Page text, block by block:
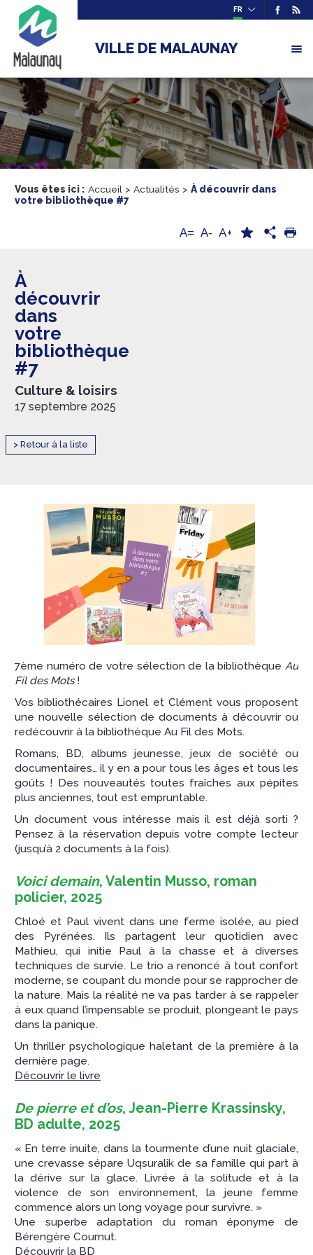
FR
VILLE DE MALAUNAY
Vous êtes ici : Accueil > Actualités > À découvrir dans
votre bibliothèque #7
A= A- A+
À
découvrir
dans
votre
bibliothèque
#7
Culture & loisirs
17 septembre 2025
> Retour à la liste
7ème numéro de votre sélection de la bibliothèque Au
Fil des Mots!
Vos bibliothécaires Lionel et Clément vous proposent
une nouvelle sélection de documents à découvrir ou
redécouvrir à la bibliothèque Au Fil des Mots.
Romans, BD, albums jeunesse, jeux de société ou
documentaires… il y en a pour tous les âges et tous les
goûts ! Des nouveautés toutes fraîches aux pépites
plus anciennes, tout est empruntable.
Un document vous intéresse mais il est déjà sorti ?
Pensez à la réservation depuis votre compte lecteur
(jusqu’à 2 documents à la fois).
Voici demain, Valentin Musso, roman
policier, 2025
Chloé et Paul vivent dans une ferme isolée, au pied
des Pyrénées. Ils partagent leur quotidien avec
Mathieu, qui initie Paul à la chasse et à diverses
techniques de survie. Le trio a renoncé à tout confort
moderne, se coupant du monde pour se rapprocher de
la nature. Mais la réalité ne va pas tarder à se rappeler
à eux quand l’impensable se produit, plongeant le pays
dans la panique.
Un thriller psychologique haletant de la première à la
dernière page.
Découvrir le livre
De pierre et d’os, Jean-Pierre Krassinsky,
BD adulte, 2025
« En terre inuite, dans la tourmente d’une nuit glaciale,
une crevasse sépare Uqsuralik de sa famille qui part à
la dérive sur la glace. Livrée à la solitude et à la
violence de son environnement, la jeune femme
commence alors un long voyage pour survivre. »
Une superbe adaptation du roman éponyme de
Bérengère Cournut.
Découvrir la BD